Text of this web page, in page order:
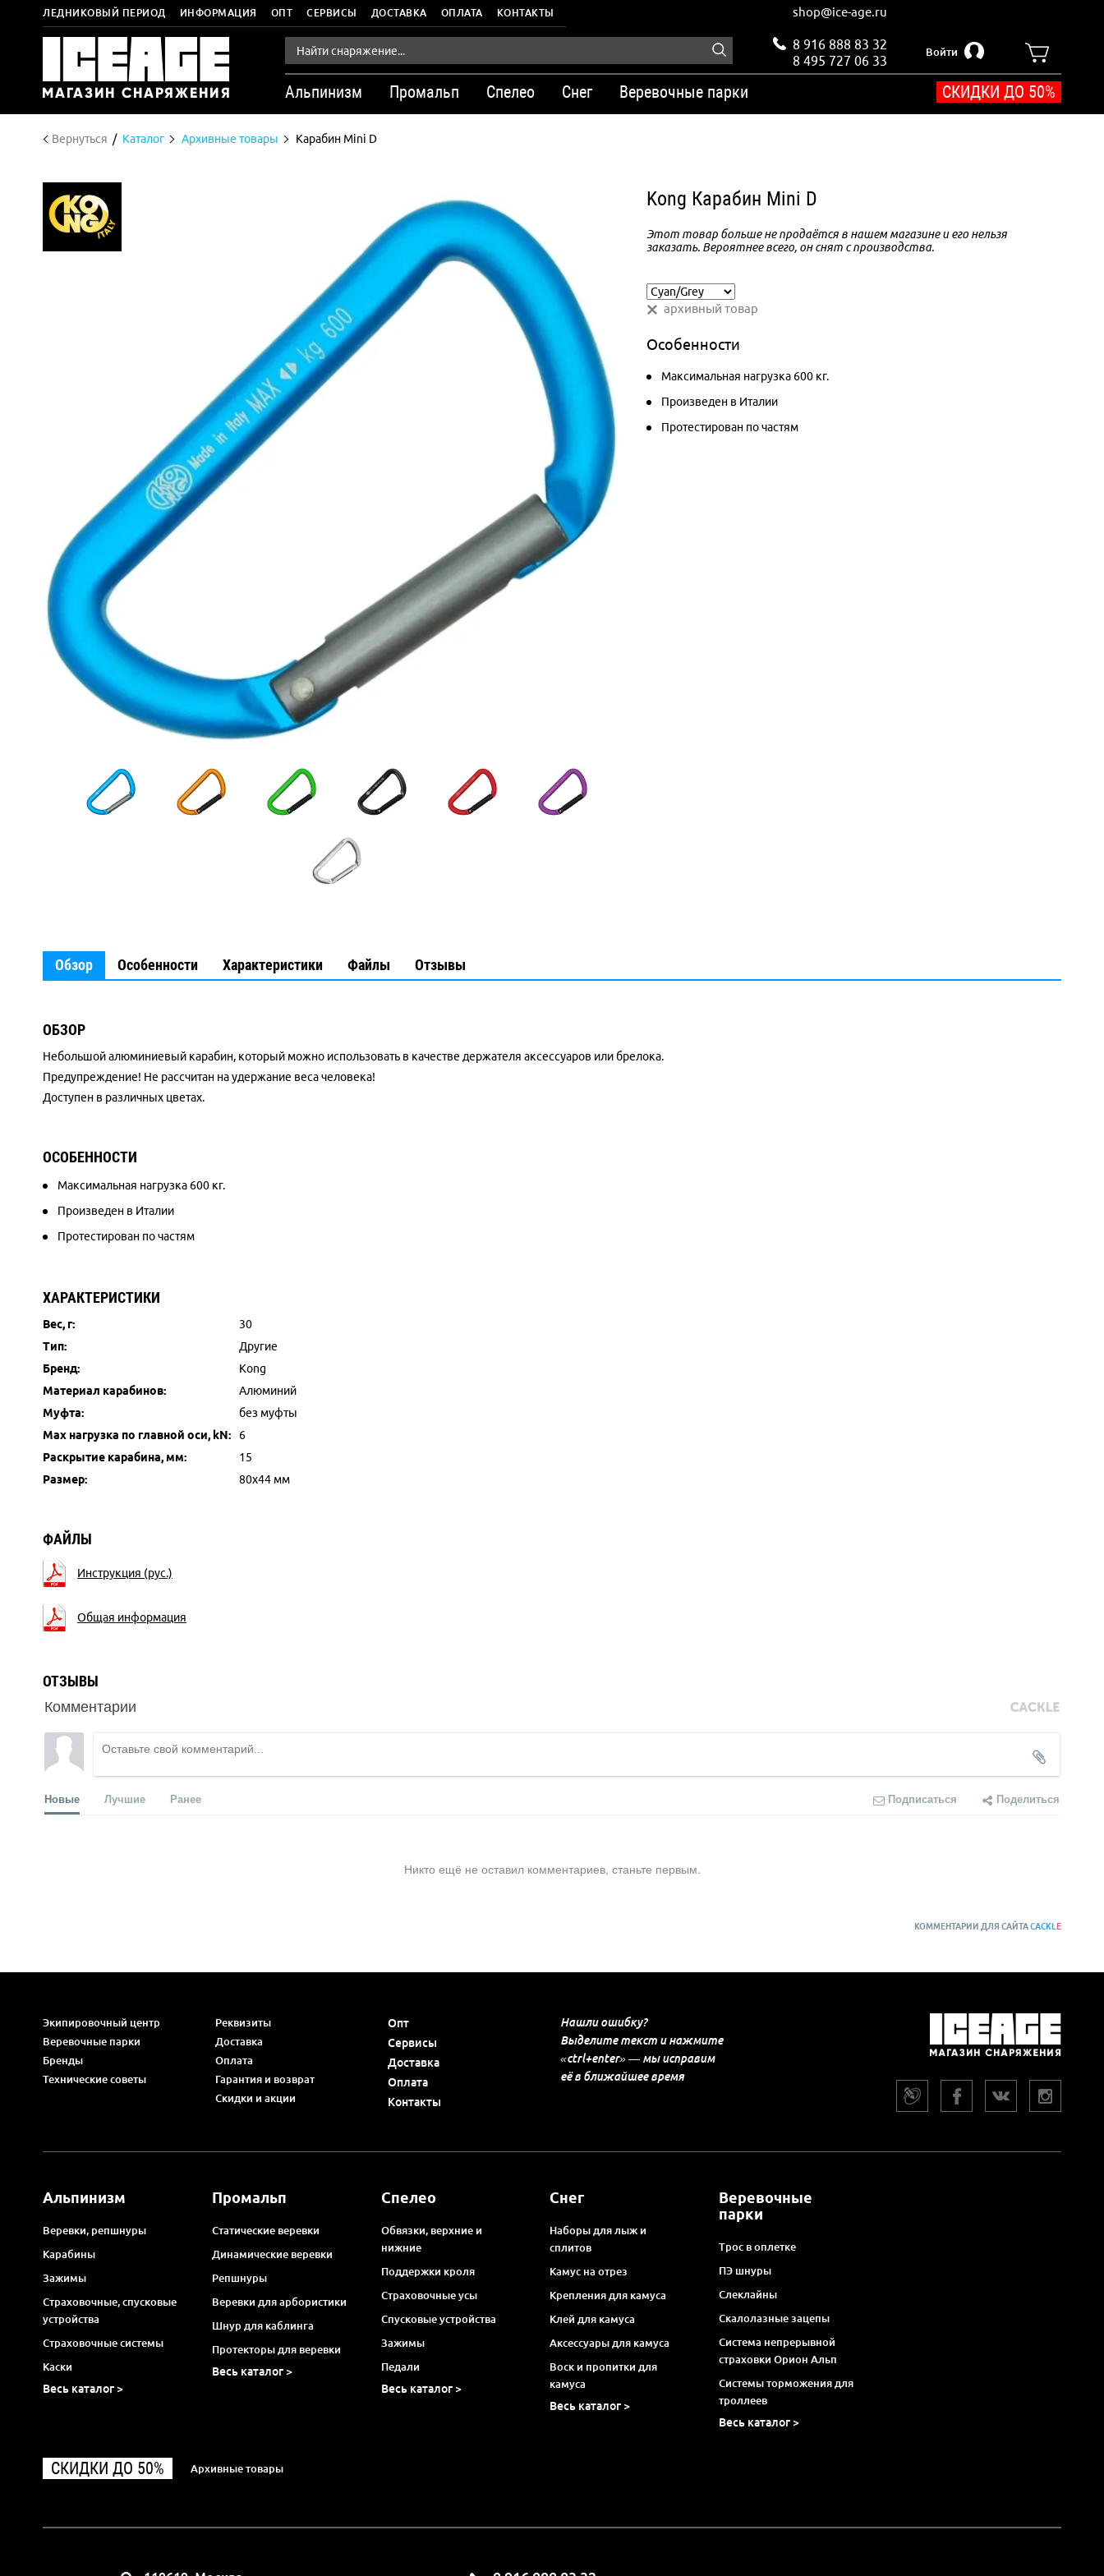
ЛЕДНИКОВЫЙ ПЕРИОД ИНФОРМАЦИЯ ОПТ СЕРВИСЫ ДОСТАВКА ОПЛАТА КОНТАКТЫ shop@ice-age.ru
8 916 888 83 32
8 495 727 06 33
Войти
Альпинизм Промальп Спелео Снег Веревочные парки СКИДКИ ДО 50%
Вернуться Каталог Архивные товары Карабин Mini D
Kong Карабин Mini D
Этот товар больше не продаётся в нашем магазине и его нельзя
заказать. Вероятнее всего, он снят с производства.
архивный товар
Особенности
Максимальная нагрузка 600 кг.
Произведен в Италии
Протестирован по частям
Обзор Особенности Характеристики Файлы Отзывы
ОБЗОР
Небольшой алюминиевый карабин, который можно использовать в качестве держателя аксессуаров или брелока.
Предупреждение! Не рассчитан на удержание веса человека!
Доступен в различных цветах.
ОСОБЕННОСТИ
Максимальная нагрузка 600 кг.
Произведен в Италии
Протестирован по частям
ХАРАКТЕРИСТИКИ
Вес, г:
30
Тип:
Другие
Бренд:
Kong
Материал карабинов:
Алюминий
Муфта:
без муфты
Max нагрузка по главной оси, kN:
6
Раскрытие карабина, мм:
15
Размер:
80х44 мм
ФАЙЛЫ
Инструкция (рус.)
Общая информация
ОТЗЫВЫ
Комментарии
Новые Лучшие Ранее Подписаться Поделиться
Никто ещё не оставил комментариев, станьте первым.
КОММЕНТАРИИ ДЛЯ САЙТАCACKL E
Экипировочный центр
Веревочные парки
Бренды
Технические советы
Реквизиты
Доставка
Оплата
Гарантия и возврат
Скидки и акции
Опт
Сервисы
Доставка
Оплата
Контакты
Нашли ошибку?
Выделите текст и нажмите
«ctrl+enter» — мы исправим
её в ближайшее время
Альпинизм
Веревки, репшнуры
Карабины
Зажимы
Страховочные, спусковые
устройства
Страховочные системы
Каски
Весь каталог >
Промальп
Статические веревки
Динамические веревки
Репшнуры
Веревки для арбористики
Шнур для каблинга
Протекторы для веревки
Весь каталог >
Спелео
Обвязки, верхние и
нижние
Поддержки кроля
Страховочные усы
Спусковые устройства
Зажимы
Педали
Весь каталог >
Снег
Наборы для лыж и
сплитов
Камус на отрез
Крепления для камуса
Клей для камуса
Аксессуары для камуса
Воск и пропитки для
камуса
Весь каталог >
Веревочные
парки
Трос в оплетке
ПЭ шнуры
Слеклайны
Скалолазные зацепы
Система непрерывной
страховки Орион Альп
Системы торможения для
троллеев
Весь каталог >
СКИДКИ ДО 50% Архивные товары